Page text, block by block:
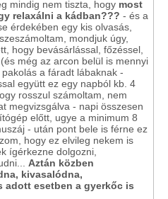
mindig nem tiszta, hogy most
relaxálni a kádban??? - és a
érdekében egy kis olvasás,
mondjuk úgy,
hogy bevásárlással, főzéssel,
még az arcon belül is mennyi
a fáradt lábaknak -
együtt ez egy napból kb. 4
rosszul számoltam, nem
megvizsgálva - napi összesen
előtt, ugye a minimum 8
- után pont bele is férne ez
hogy ez elvileg nekem is
ígérkezne dolgozni,
Aztán közben
kivasalódna,
adott esetben a gyerkőc is